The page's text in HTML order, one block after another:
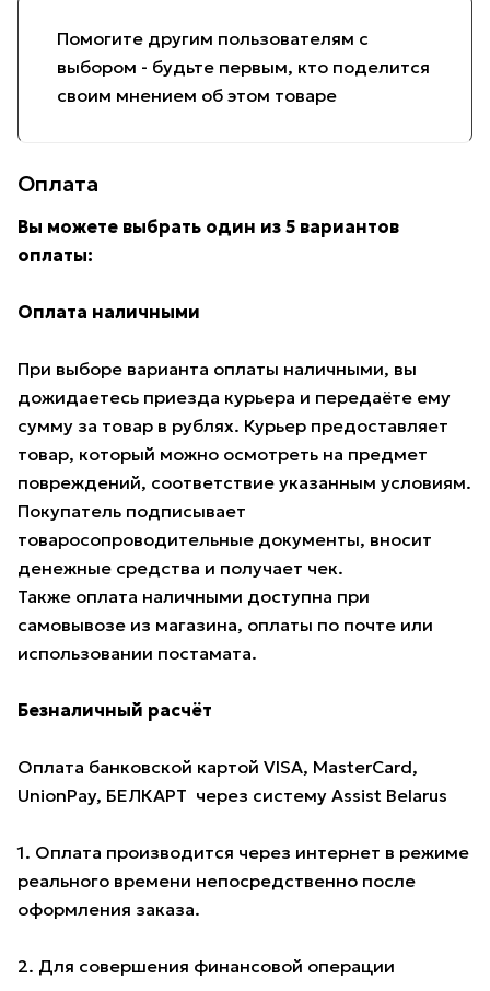
Помогите другим пользователям с
выбором - будьте первым, кто поделится
своим мнением об этом товаре
Оплата
Вы можете выбрать один из 5 вариантов
оплаты:
Оплата наличными
При выборе варианта оплаты наличными, вы
дожидаетесь приезда курьера и передаёте ему
сумму за товар в рублях. Курьер предоставляет
товар, который можно осмотреть на предмет
повреждений, соответствие указанным условиям.
Покупатель подписывает
товаросопроводительные документы, вносит
денежные средства и получает чек.
Также оплата наличными доступна при
самовывозе из магазина, оплаты по почте или
использовании постамата.
Безналичный расчёт
Оплата банковской картой VISA, MasterCard,
UnionPay, БЕЛКАРТ через систему Assist Belarus
1. Оплата производится через интернет в режиме
реального времени непосредственно после
оформления заказа.
2. Для совершения финансовой операции